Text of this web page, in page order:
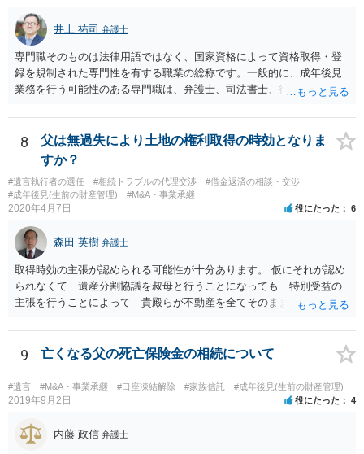
井上 祐司 弁護士
専門職そのものは法律用語ではなく、国家資格によって資格取得・登
録を規制された専門性を有する職業の総称です。一般的に、成年後見
業務を行う可能性のある専門職は、弁護士、司法書士、行政書士、税
士はほぼ無条件で成年後見人に選任されるわけではなく、基幹研修を
受講して継続研修を受講し続ける必要がありますが、家庭裁判所から
選任された場合には専門職後見人と呼ぶことになるでしょう。
8
父は無過失により土地の権利取得の時効となりま
すか？
#遺言執行者の選任 #相続トラブルの代理交渉
#借金返済の相談・交渉
#成年後見(生前の財産管理)
#M&A・事業承継
2020年4月7日 役にたった 6
森田 英樹 弁護士
取得時効の主張が認められる可能性が十分あります。 仮にそれが認め
られなくて 遺産分割協議を叔母と行うことになっても 特別受益の
主張を行うことによって 貴殿らが不動産を全てそのまま取得できる
9 亡くなる父の死亡保険金の相続について
#遺言 #M&A・事業承継 #口座凍結解除 #家族信託 #成年後見(生前の財産管理)
2019年9月2日 役にたった 4
内藤 政信 弁護士